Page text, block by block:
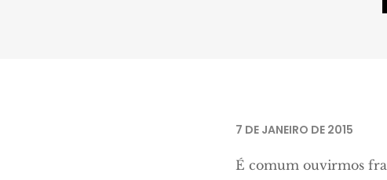
7 DE JANEIRO DE 2015
É comum ouvirmos